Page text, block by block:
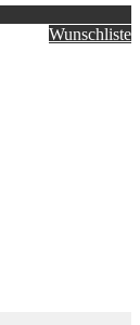
Wunschliste